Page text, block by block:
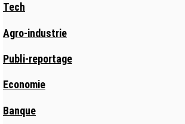
Tech
Agro-industrie
Publi-reportage
Economie
Banque